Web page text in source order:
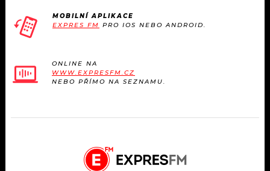
KULTURA
OSTATNÍ
MOBILNÍ APLIKACE
EXPRES FM PRO IOS NEBO ANDROID.
ONLINE NA
WWW.EXPRESFM.CZ
NEBO PŘÍMO NA SEZNAMU.